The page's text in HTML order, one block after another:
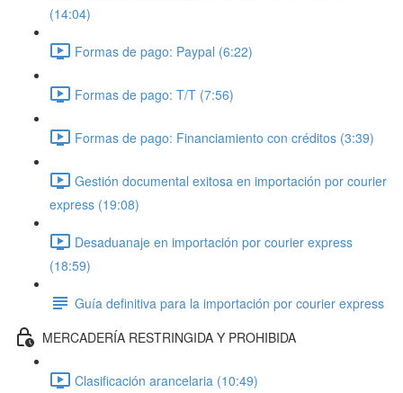
(14:04)
Formas de pago: Paypal (6:22)
Formas de pago: T/T (7:56)
Formas de pago: Financiamiento con créditos (3:39)
Gestión documental exitosa en importación por courier
express (19:08)
Desaduanaje en importación por courier express
(18:59)
Guía definitiva para la importación por courier express
MERCADERÍA RESTRINGIDA Y PROHIBIDA
Clasificación arancelaria (10:49)